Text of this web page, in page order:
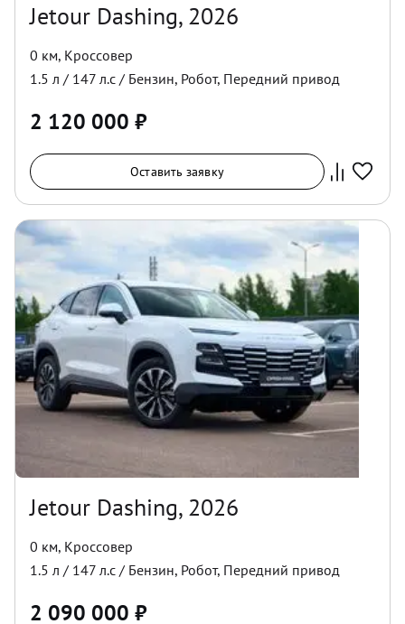
Jetour Dashing, 2026
0 км, Кроссовер
1.5 л / 147 л.с / Бензин, Робот, Передний привод
2 120 000 ₽
Оставить заявку
Jetour Dashing, 2026
0 км, Кроссовер
1.5 л / 147 л.с / Бензин, Робот, Передний привод
2 090 000 ₽